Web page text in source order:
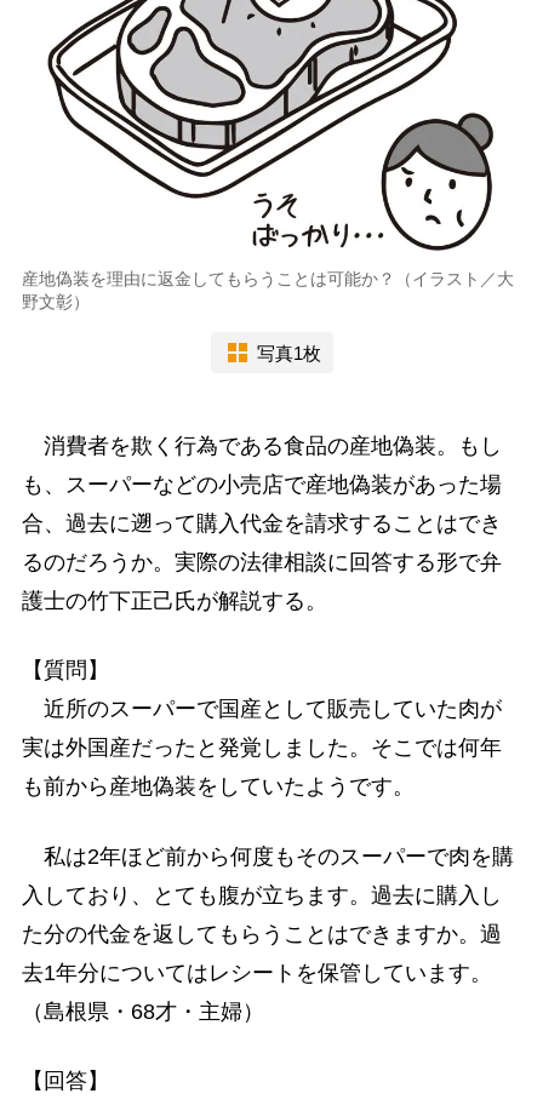
産地偽装を理由に返金してもらうことは可能か？（イラスト／大
野文彰）
写真1枚
消費者を欺く行為である食品の産地偽装。もし
も、スーパーなどの小売店で産地偽装があった場
合、過去に遡って購入代金を請求することはでき
るのだろうか。実際の法律相談に回答する形で弁
護士の竹下正己氏が解説する。
【質問】
近所のスーパーで国産として販売していた肉が
実は外国産だったと発覚しました。そこでは何年
も前から産地偽装をしていたようです。
私は2年ほど前から何度もそのスーパーで肉を購
入しており、とても腹が立ちます。過去に購入し
た分の代金を返してもらうことはできますか。過
去1年分についてはレシートを保管しています。
（島根県・68才・主婦）
【回答】